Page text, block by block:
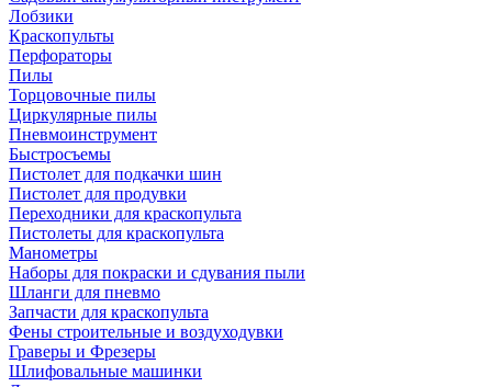
Лобзики
Краскопульты
Перфораторы
Пилы
Торцовочные пилы
Циркулярные пилы
Пневмоинструмент
Быстросъемы
Пистолет для подкачки шин
Пистолет для продувки
Переходники для краскопульта
Пистолеты для краскопульта
Манометры
Наборы для покраски и сдувания пыли
Шланги для пневмо
Запчасти для краскопульта
Фены строительные и воздуходувки
Граверы и Фрезеры
Шлифовальные машинки